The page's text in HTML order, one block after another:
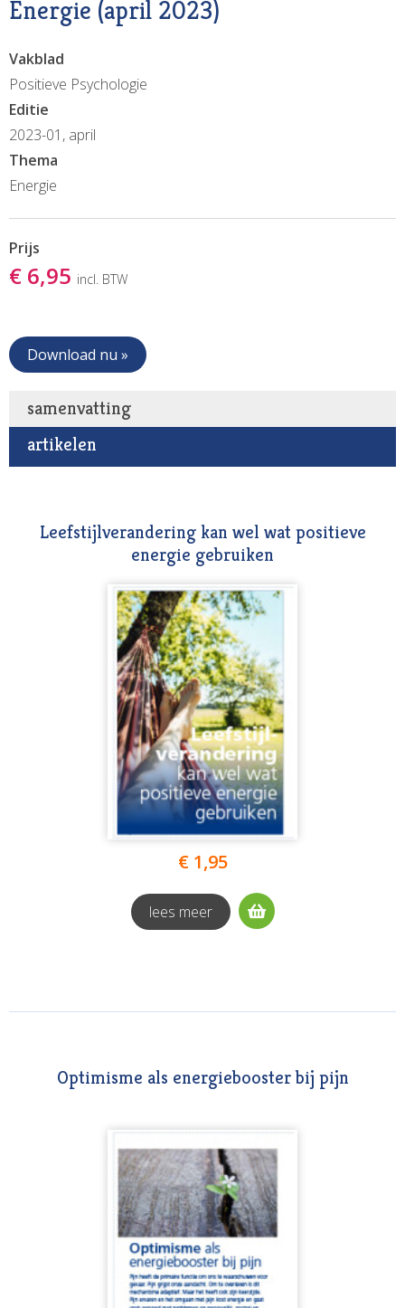
Energie (april 2023)
Vakblad
Positieve Psychologie
Editie
2023-01, april
Thema
Energie
Prijs
€ 6,95 incl. BTW
Download nu »
samenvatting
artikelen
Leefstijlverandering kan wel wat positieve
energie gebruiken
€ 1,95
lees meer
Optimisme als energiebooster bij pijn